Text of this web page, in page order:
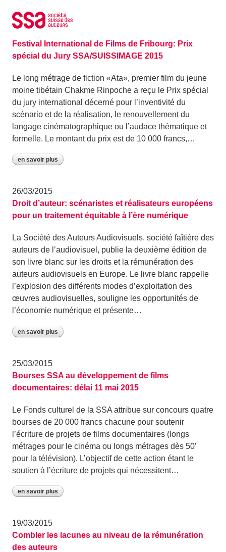
30/03/2015
Festival International de Films de Fribourg: Prix
spécial du Jury SSA/SUISSIMAGE 2015
Le long métrage de fiction «Ata», premier film du jeune
moine tibétain Chakme Rinpoche a reçu le Prix spécial
du jury international décerné pour l’inventivité du
scénario et de la réalisation, le renouvellement du
langage cinématogra­phique ou l’audace thématique et
formelle. Le montant du prix est de 10 000 francs,…
en savoir plus
26/03/2015
Droit d’auteur: scénaristes et réalisateurs européens
pour un traitement équitable à l’ère numérique
La Société des Auteurs Audiovisuels, société faîtière des
auteurs de l’audiovisuel, publie la deuxième édition de
son livre blanc sur les droits et la rémunération des
auteurs audiovisuels en Europe. Le livre blanc rappelle
l’explosion des différents modes d’exploitation des
œuvres audiovisuelles, souligne les opportunités de
l’économie numérique et présente…
en savoir plus
25/03/2015
Bourses SSA au développement de films
documentaires: délai 11 mai 2015
Le Fonds culturel de la SSA attribue sur concours quatre
bourses de 20 000 francs chacune pour soutenir
l’écriture de projets de films documentaires (longs
métrages pour le cinéma ou longs métrages dès 50’
pour la télévision). L’objectif de cette action étant le
soutien à l’écriture de projets qui nécessitent…
en savoir plus
19/03/2015
Combler les lacunes au niveau de la rémunération
des auteurs